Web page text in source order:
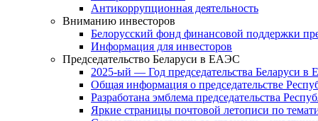
Антикоррупционная деятельность
Вниманию инвесторов
Белорусский фонд финансовой поддержки
Информация для инвесторов
Председательство Беларуси в ЕАЭС
2025-ый — Год председательства Беларуси
Общая информация о председательстве
Разработана эмблема председательства
Яркие страницы почтовой летописи по